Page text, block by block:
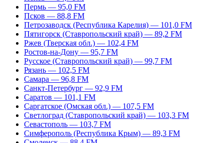
Пермь — 95,0 FM
Псков — 88,8 FM
Петрозаводск (Республика Карелия) — 101,0 FM
Пятигорск (Ставропольский край) — 89,2 FM
Ржев (Тверская обл.) — 102,4 FM
Ростов-на-Дону — 95,7 FM
Русское (Ставропольский край) — 99,7 FM
Рязань — 102,5 FM
Самара — 96,8 FM
Санкт-Петербург — 92,9 FM
Саратов — 101,1 FM
Саргатское (Омская обл.) — 107,5 FM
Светлоград (Ставропольский край) — 103,3 FM
Севастополь — 103,7 FM
Симферополь (Республика Крым) — 89,3 FM